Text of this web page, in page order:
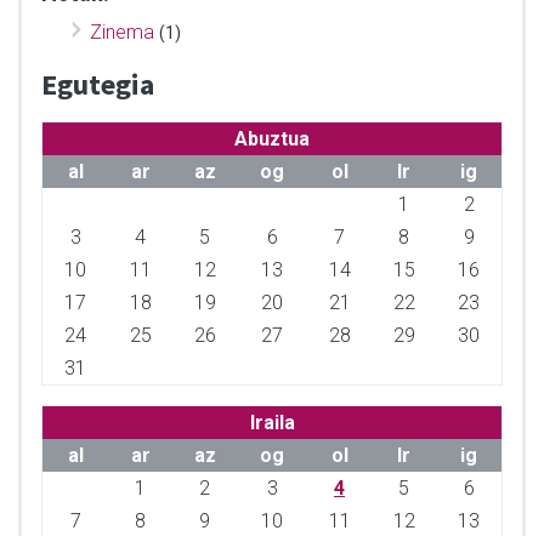
Zinema (1)
Egutegia
Abuztua
al
ar az og ol lr
ig
1
2
3
4 5 6 7 8
9
10
11 12 13 14 15
16
17
18 19 20 21 22
23
24
25 26 27 28 29
30
31
Iraila
al
ar az og ol lr
ig
1
2 3 4 5
6
7
8 9 10 11 12
13